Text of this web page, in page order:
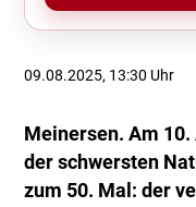
09.08.2025, 13:30 Uhr
Meinersen. Am
der schwersten
zum 50. Mal: der